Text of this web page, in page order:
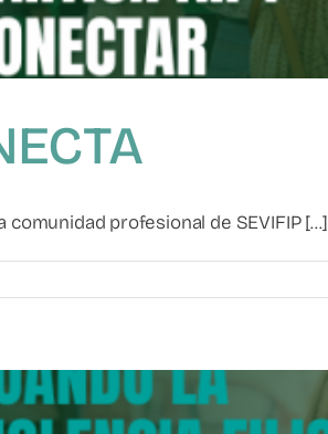
profesional de SEVIFIP [...]